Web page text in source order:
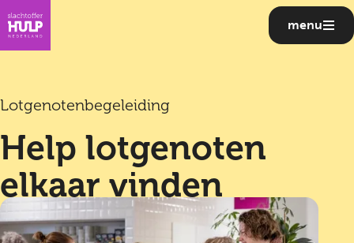
menu
Lotgenotenbegeleiding
Help lotgenoten
elkaar vinden